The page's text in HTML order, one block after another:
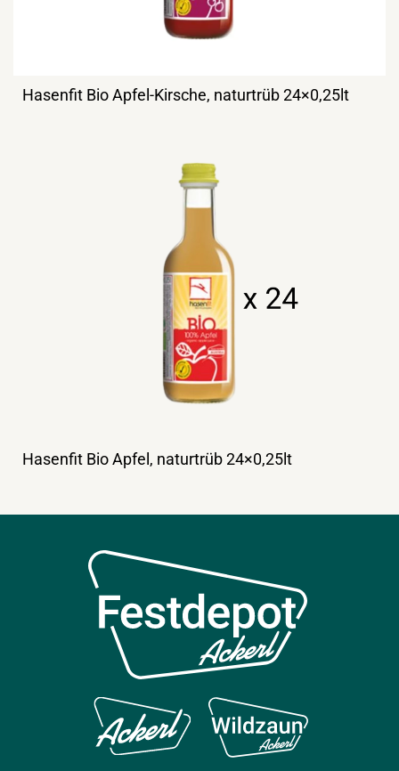
Hasenfit Bio Apfel-Kirsche, naturtrüb 24×0,25lt
Hasenfit Bio Apfel, naturtrüb 24×0,25lt